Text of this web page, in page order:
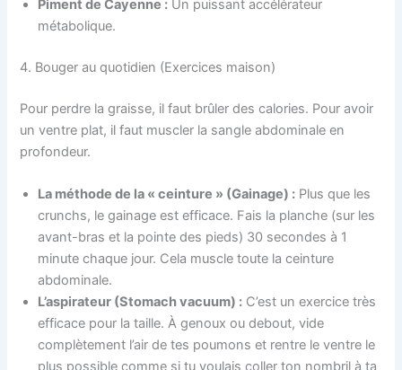
Piment de Cayenne : Un puissant accélérateur
métabolique.
4. Bouger au quotidien (Exercices maison)
Pour perdre la graisse, il faut brûler des calories. Pour avoir
un ventre plat, il faut muscler la sangle abdominale en
profondeur.
La méthode de la « ceinture » (Gainage) : Plus que les
crunchs, le gainage est efficace. Fais la planche (sur les
avant-bras et la pointe des pieds) 30 secondes à 1
minute chaque jour. Cela muscle toute la ceinture
abdominale.
L’aspirateur (Stomach vacuum) : C’est un exercice très
efficace pour la taille. À genoux ou debout, vide
complètement l’air de tes poumons et rentre le ventre le
plus possible comme si tu voulais coller ton nombril à ta